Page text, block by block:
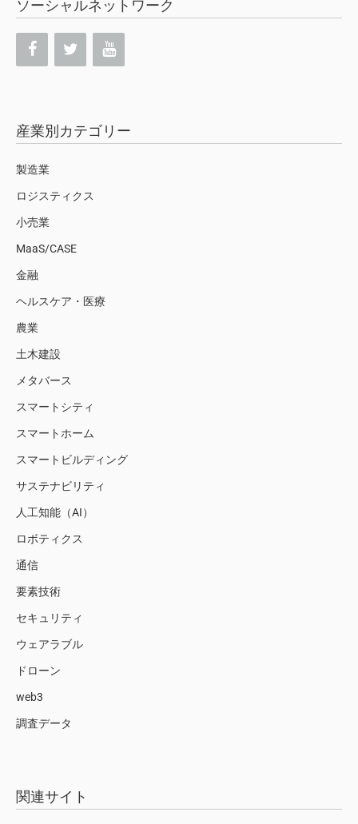
ソーシャルネットワーク
産業別カテゴリー
製造業
ロジスティクス
小売業
MaaS/CASE
金融
ヘルスケア・医療
農業
土木建設
メタバース
スマートシティ
スマートホーム
スマートビルディング
サステナビリティ
人工知能（AI）
ロボティクス
通信
要素技術
セキュリティ
ウェアラブル
ドローン
web3
調査データ
関連サイト